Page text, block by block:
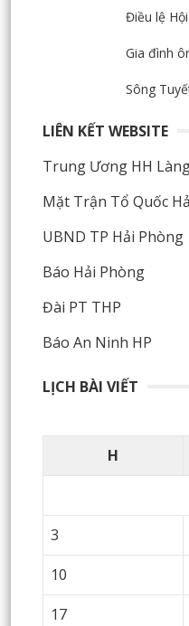
Điều lệ
Gia đình
Sông
LIÊN KẾT WEBSITE
Trung Ương HH
Mặt Trận Tổ Quốc
UBND TP Hải Phòng
Báo Hải Phòng
Đài PT THP
Báo An Ninh HP
LỊCH BÀI VIẾT
H
3
10
17